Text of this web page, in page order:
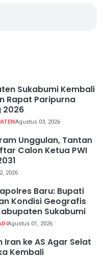
Sukabumi Kembali
Rapat Paripurna
2026
Agustus 03, 2026
Unggulan, Tantan
Calon Ketua PWI
2026
Baru: Bupati
Kondisi Geografis
Sukabumi
Agustus 01, 2026
ke AS Agar Selat
Kembali